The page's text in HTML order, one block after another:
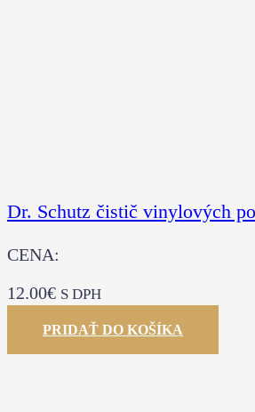
Dr. Schutz čistič vinylových
CENA:
12.00€ S DPH
PRIDAŤ DO KOŠÍKA